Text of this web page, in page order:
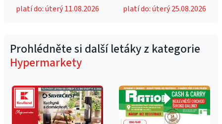
platí do: úterý 11.08.2026
platí do: úterý 25.08.2026
Prohlédněte si další letáky z kategorie
Hypermarkety